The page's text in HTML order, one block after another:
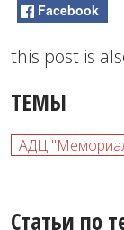
Facebook
this post is
ТЕМЫ
АДЦ
Статьи по